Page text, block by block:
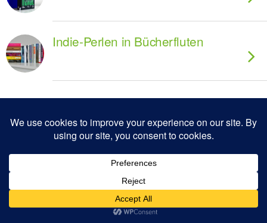
Indie-Perlen in Bücherfluten